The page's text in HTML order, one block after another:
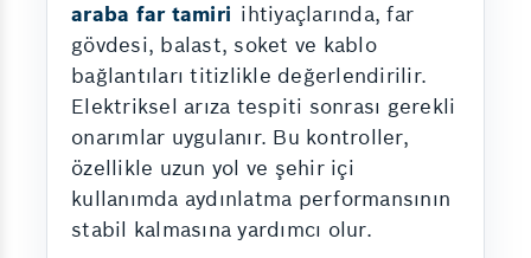
araba far tamiri ihtiyaçlarında, far
gövdesi, balast, soket ve kablo
bağlantıları titizlikle değerlendirilir.
Elektriksel arıza tespiti sonrası gerekli
onarımlar uygulanır. Bu kontroller,
özellikle uzun yol ve şehir içi
kullanımda aydınlatma performansının
stabil kalmasına yardımcı olur.